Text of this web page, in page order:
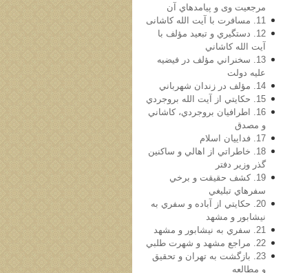
مرجعيت وی و پیامدهاي آن
11. مسافرت با آیت الله کاشانی
12. دستگيري و تبعيد مؤلف با
آيت الله كاشاني
13. سخنراني مؤلف در فيضيه
عليه دولت
14. مؤلف در زندان شهرباني
15. حكايتي از آيت الله بروجردي
16. اطرافيان بروجردي، كاشاني
و مصدق
17. فداییان اسلام
18. خاطراتي از اهالي و ساكنين
گذر وزير دفتر
19. كشف حقيقت و برخي
سفرهاي تبليغي
20. حكايتي از آباده و سفري به
نيشابور و مشهد
21. سفري به نيشابور و مشهد
22. مراجع مشهد و شهرت طلبي
23. بازگشت به تهران و تحقيق
و مطالعه